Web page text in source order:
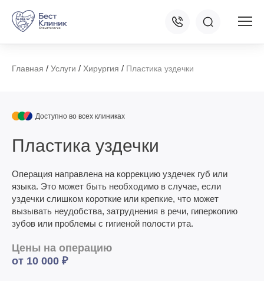
Главная / Услуги / Хирургия / Пластика уздечки
Доступно во всех клиниках
Пластика уздечки
Операция направлена на коррекцию уздечек губ или
языка. Это может быть необходимо в случае, если
уздечки слишком короткие или крепкие, что может
вызывать неудобства, затруднения в речи, гиперкопию
зубов или проблемы с гигиеной полости рта.
Цены на операцию
от 10 000 ₽